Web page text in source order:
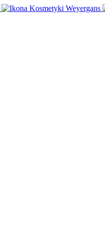
Kosmetyki Weyergans